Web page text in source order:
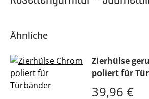
Ähnliche
Zierhülse
poliert für
Regulärer
39,96 €